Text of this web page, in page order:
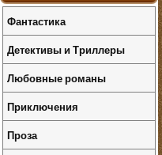
Фантастика
Детективы и Триллеры
Любовные романы
Приключения
Проза